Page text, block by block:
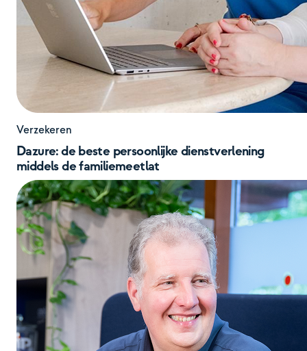
Verzekeren
Dazure: de beste persoonlijke dienstverlening
middels de familiemeetlat